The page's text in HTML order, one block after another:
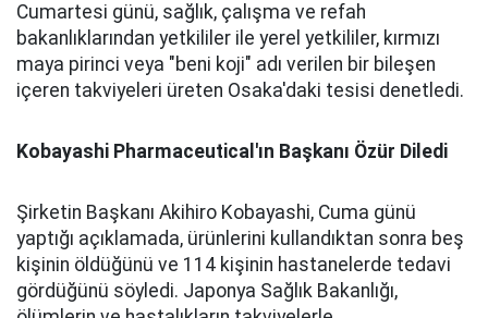
Cumartesi günü, sağlık, çalışma ve refah
bakanlıklarından yetkililer ile yerel yetkililer, kırmızı
maya pirinci veya "beni koji" adı verilen bir bileşen
içeren takviyeleri üreten Osaka'daki tesisi denetledi.
Kobayashi Pharmaceutical'ın Başkanı Özür Diledi
Şirketin Başkanı Akihiro Kobayashi, Cuma günü
yaptığı açıklamada, ürünlerini kullandıktan sonra beş
kişinin öldüğünü ve 114 kişinin hastanelerde tedavi
gördüğünü söyledi. Japonya Sağlık Bakanlığı,